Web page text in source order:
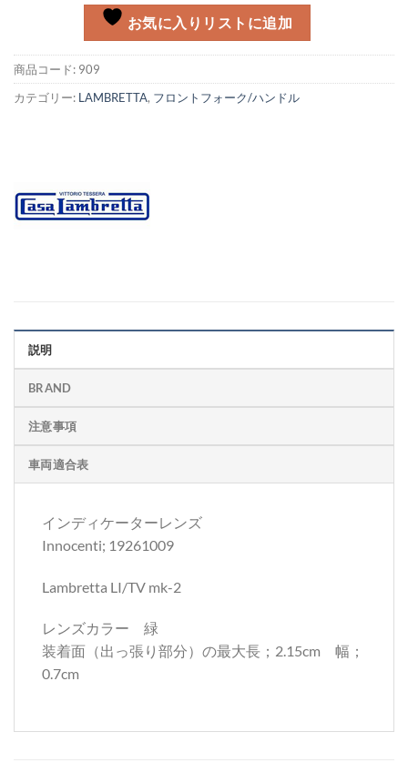
お気に入りリストに追加
商品コード: 909
カテゴリー: LAMBRETTA, フロントフォーク/ハンドル
説明
BRAND
注意事項
車両適合表
インディケーターレンズ
Innocenti; 19261009
Lambretta LI/TV mk-2
レンズカラー 緑
装着面（出っ張り部分）の最大長；2.15cm 幅；
0.7cm